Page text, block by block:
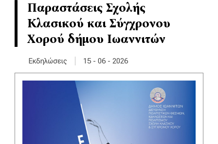
Παραστάσεις Σχολής
Κλασικού και Σύγχρονου
Χορού δήμου Ιωαννιτών
Εκδηλώσεις 15 - 06 - 2026